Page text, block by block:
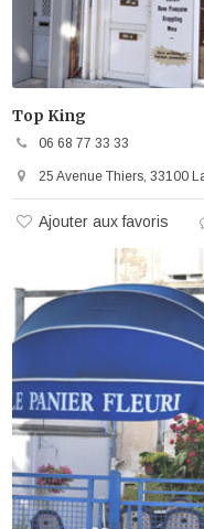
Top King
06 68 77 33 33
25 Avenue Thiers, 33100
Ajouter aux favoris